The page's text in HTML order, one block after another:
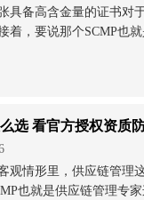
具备高含金量的证书对
着，要说那个SCMP也
选 看官方授权资质
观情形里，供应链管理
也就是供应链管理专